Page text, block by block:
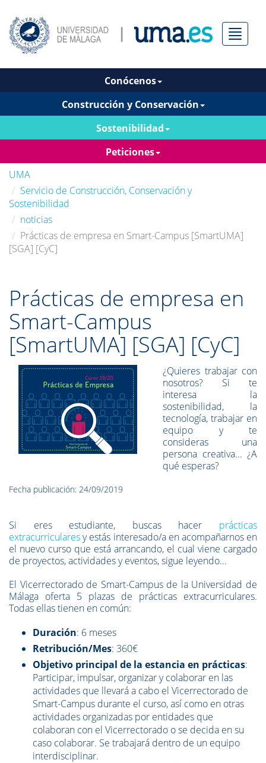
Menú
Conócenos
Construcción y Conservación
Sostenibilidad
Peticiones
UMA
Servicio de Construcción, Conservación y
Sostenibilidad
noticias
Prácticas de empresa en Smart-Campus [SmartUMA]
[SGA] [CyC]
Prácticas de empresa en
Smart-Campus
[SmartUMA] [SGA] [CyC]
¿Quieres trabajar con
nosotros? Si te
interesa la
sostenibilidad, la
tecnología, trabajar en
equipo y te
consideras una
persona creativa... ¿A
qué esperas?
Fecha publicación: 24/09/2019
Si eres estudiante, buscas hacer prácticas
extracurricularesy estás interesado/a en acompañarnos en
el nuevo curso que está arrancando, el cual viene cargado
de proyectos, actividades y eventos, sigue leyendo...
El Vicerrectorado de Smart-Campus de la Universidad de
Málaga oferta 5 plazas de prácticas extracurriculares.
Todas ellas tienen en común:
Duración: 6 meses
Retribución/Mes: 360€
Objetivo principal de la estancia en prácticas:
Participar, impulsar, organizar y colaborar en las
actividades que llevará a cabo el Vicerrectorado de
Smart-Campus durante el curso, así como en otras
actividades organizadas por entidades que
colaboran con el Vicerrectorado o se decida en su
caso colaborar. Se trabajará dentro de un equipo
interdisciplinar.